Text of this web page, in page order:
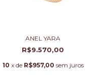
ANEL YARA
R$9.570,00
10 x de R$957,00 sem juros